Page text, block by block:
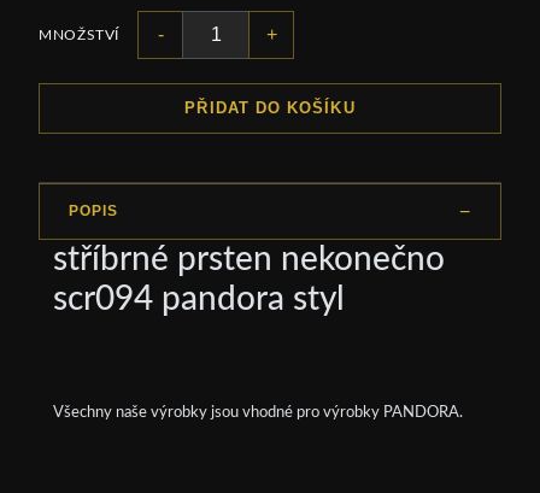
MNOŽSTVÍ - +
PŘIDAT DO KOŠÍKU
POPIS
stříbrné prsten nekonečno
scr094 pandora styl
Všechny naše výrobky jsou vhodné pro výrobky PANDORA.